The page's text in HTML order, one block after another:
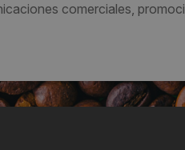
comerciales,